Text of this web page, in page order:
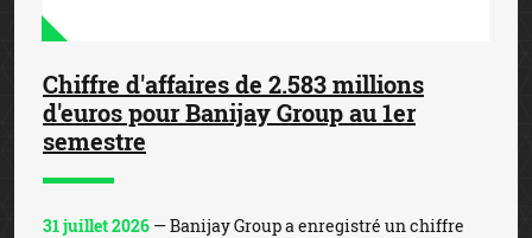
Chiffre d'affaires de 2.583 millions
d'euros pour Banijay Group au 1er
semestre
31 juillet 2026 — Banijay Group a enregistré un chiffre